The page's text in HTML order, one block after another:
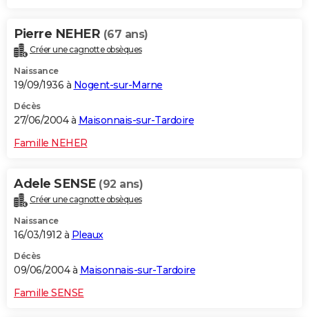
Pierre NEHER (67 ans)
Créer une cagnotte obsèques
Naissance
19/09/1936 à Nogent-sur-Marne
Décès
27/06/2004 à Maisonnais-sur-Tardoire
Famille NEHER
Adele SENSE (92 ans)
Créer une cagnotte obsèques
Naissance
16/03/1912 à Pleaux
Décès
09/06/2004 à Maisonnais-sur-Tardoire
Famille SENSE